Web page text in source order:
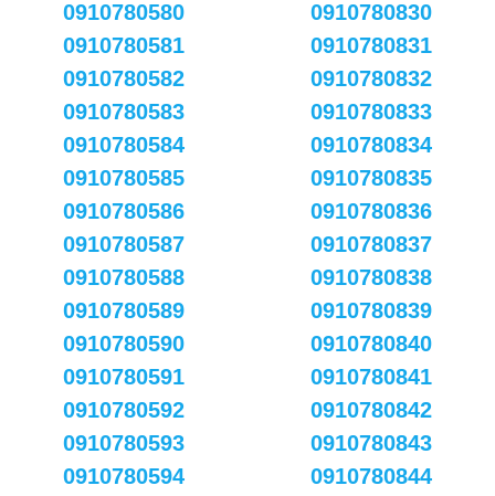
0910780580
0910780581
0910780582
0910780583
0910780584
0910780585
0910780586
0910780587
0910780588
0910780589
0910780590
0910780591
0910780592
0910780593
0910780594
0910780830
0910780831
0910780832
0910780833
0910780834
0910780835
0910780836
0910780837
0910780838
0910780839
0910780840
0910780841
0910780842
0910780843
0910780844